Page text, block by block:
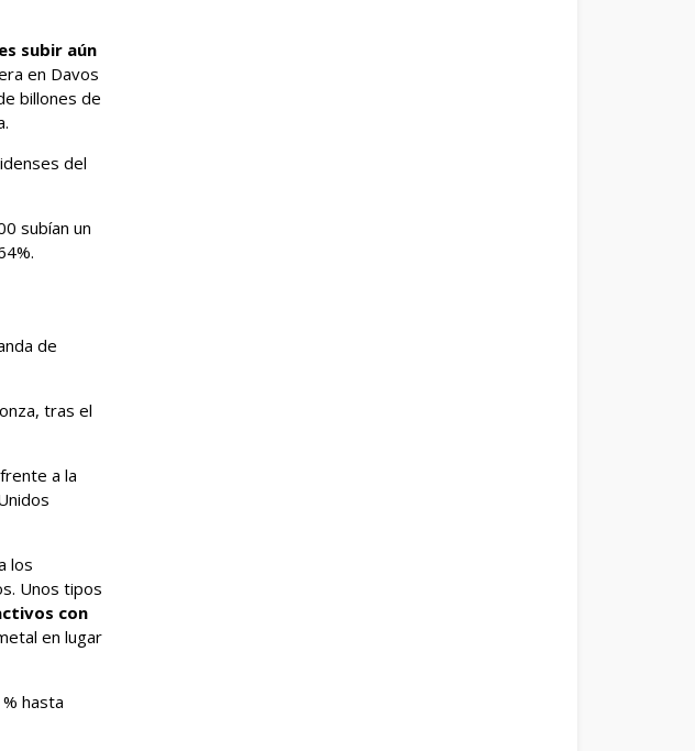
subir aún
en Davos
billones de
del
subían un
de
tras el
a la
los
Unos tipos
con
en lugar
hasta